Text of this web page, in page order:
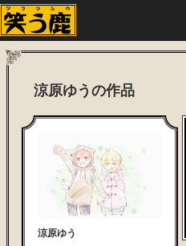
涼原ゆうの作品
涼原ゆう